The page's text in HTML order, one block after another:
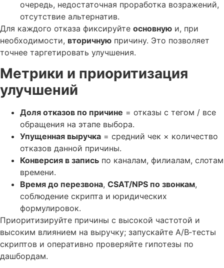
очередь, недостаточная проработка возражений,
отсутствие альтернатив.
Для каждого отказа фиксируйте основную и, при
необходимости, вторичную причину. Это позволяет
точнее таргетировать улучшения.
Метрики и приоритизация
улучшений
Доля отказов по причине = отказы с тегом / все
обращения на этапе выбора.
Упущенная выручка = средний чек × количество
отказов данной причины.
Конверсия в запись по каналам, филиалам, слотам
времени.
Время до перезвона, CSAT/NPS по звонкам,
соблюдение скрипта и юридических
формулировок.
Приоритизируйте причины с высокой частотой и
высоким влиянием на выручку; запускайте A/B‑тесты
скриптов и оперативно проверяйте гипотезы по
дашбордам.